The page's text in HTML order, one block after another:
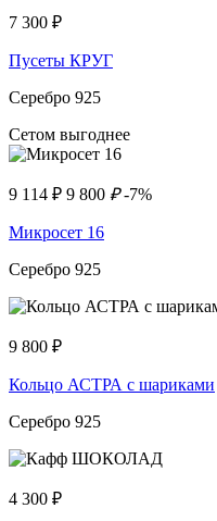
7 300 ₽
Пусеты КРУГ
Серебро 925
Сетом выгоднее
9 114 ₽ 9 800 ₽ -7%
Микросет 16
Серебро 925
9 800 ₽
Кольцо АСТРА с шариками
Серебро 925
4 300 ₽